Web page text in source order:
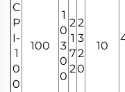
C
P
I-
1
0
0
100
1
0
3
0
0
2
1
7
2
2
3
2
0
10